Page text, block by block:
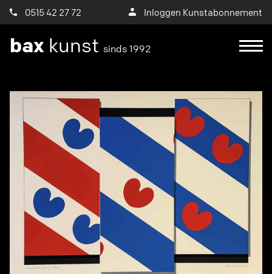
0515 42 27 72 Inloggen Kunstabonnement
bax kunst sinds 1992